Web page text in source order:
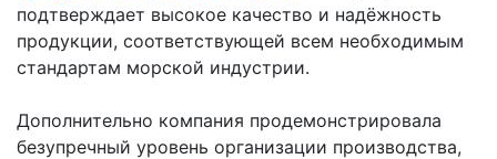
подтверждает высокое качество и надёжность
продукции, соответствующей всем необходимым
стандартам морской индустрии.
Дополнительно компания продемонстрировала
безупречный уровень организации производства,